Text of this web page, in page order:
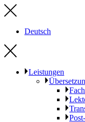
Deutsch
Leistungen